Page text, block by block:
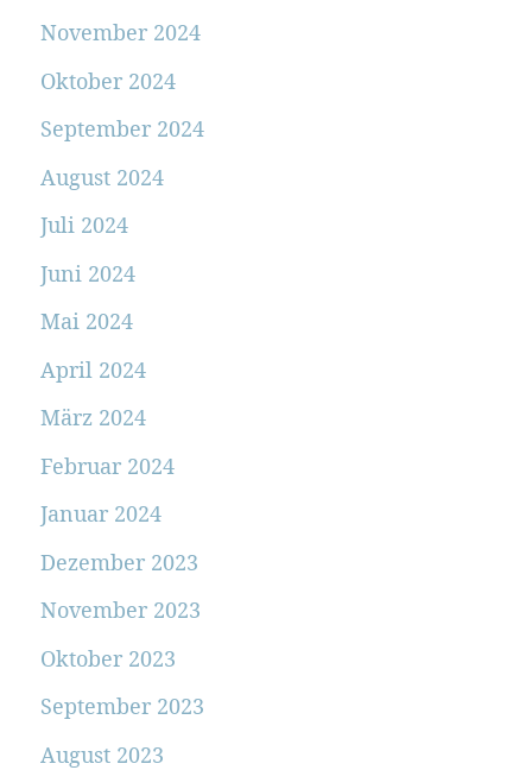
November 2024
Oktober 2024
September 2024
August 2024
Juli 2024
Juni 2024
Mai 2024
April 2024
März 2024
Februar 2024
Januar 2024
Dezember 2023
November 2023
Oktober 2023
September 2023
August 2023